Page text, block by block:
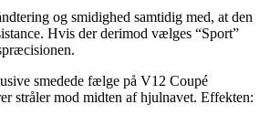
og smidighed samtidig med, at den
Hvis der derimod vælges “Sport”
smedede fælge på V12 Coupé
stråler mod midten af hjulnavet. Effekten: